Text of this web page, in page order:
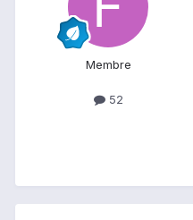
Membre
52